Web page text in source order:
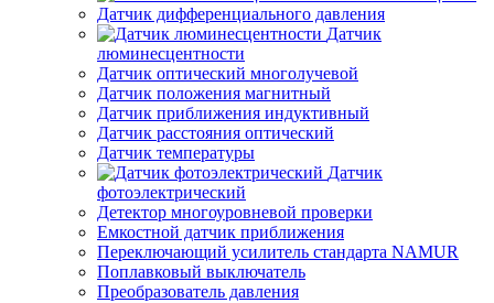
Датчик дифференциального давления
Датчик
люминесцентности
Датчик оптический многолучевой
Датчик положения магнитный
Датчик приближения индуктивный
Датчик расстояния оптический
Датчик температуры
Датчик
фотоэлектрический
Детектор многоуровневой проверки
Емкостной датчик приближения
Переключающий усилитель стандарта NAMUR
Поплавковый выключатель
Преобразователь давления